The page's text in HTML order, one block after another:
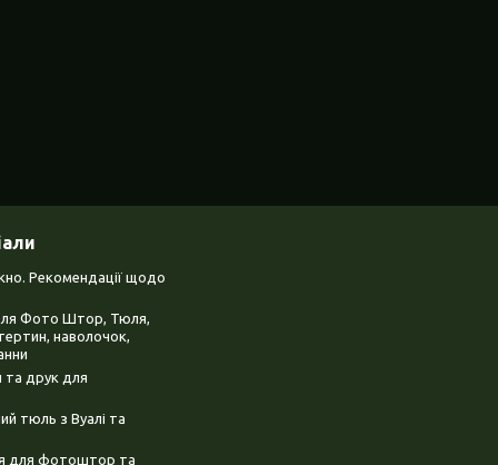
Рекомендації щодо
Фото Штор, Тюля,
наволочок,
та друк для
тюль з Вуалі та
для фотоштор та